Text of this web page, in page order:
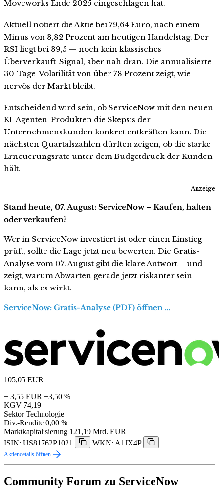
Moveworks Ende 2025 eingeschlagen hat.
Aktuell notiert die Aktie bei 79,64 Euro, nach einem
Minus von 3,82 Prozent am heutigen Handelstag. Der
RSI liegt bei 39,5 — noch kein klassisches
Überverkauft-Signal, aber nah dran. Die annualisierte
30-Tage-Volatilität von über 78 Prozent zeigt, wie
nervös der Markt bleibt.
Entscheidend wird sein, ob ServiceNow mit den neuen
KI-Agenten-Produkten die Skepsis der
Unternehmenskunden konkret entkräften kann. Die
nächsten Quartalszahlen dürften zeigen, ob die starke
Erneuerungsrate unter dem Budgetdruck der Kunden
hält.
Anzeige
Stand heute, 07. August: ServiceNow – Kaufen, halten
oder verkaufen?
Wer in ServiceNow investiert ist oder einen Einstieg
prüft, sollte die Lage jetzt neu bewerten. Die Gratis-
Analyse vom 07. August gibt die klare Antwort – und
zeigt, warum Abwarten gerade jetzt riskanter sein
kann, als es wirkt.
ServiceNow: Gratis-Analyse (PDF) öffnen …
105,05 EUR
+ 3,55 EUR +3,50 %
KGV 74,19
Sektor Technologie
Div.-Rendite 0,00 %
Marktkapitalisierung 121,19 Mrd. EUR
ISIN: US81762P1021
WKN: A1JX4P
Aktiendetails öffnen
Community Forum zu ServiceNow